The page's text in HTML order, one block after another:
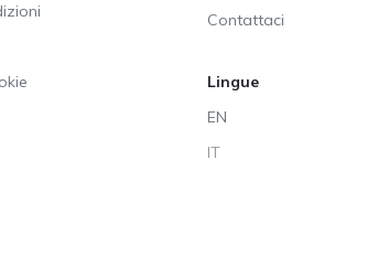
Contattaci
Lingue
EN
IT